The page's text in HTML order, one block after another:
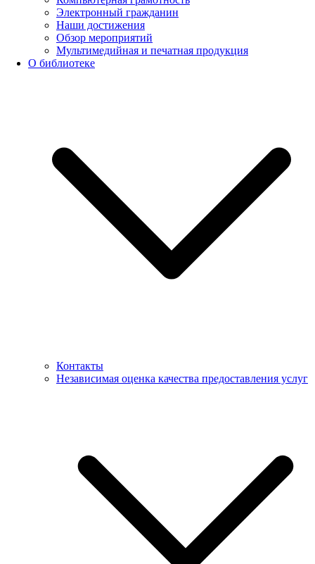
Электронный гражданин
Наши достижения
Обзор мероприятий
Мультимедийная и печатная продукция
О библиотеке
Контакты
Независимая оценка качества предоставления услуг